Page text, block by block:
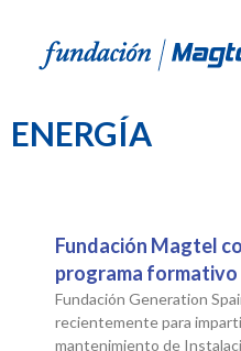
ENERGÍA
Fundación Magtel
programa formativo
Fundación Generation
recientemente para
mantenimiento de